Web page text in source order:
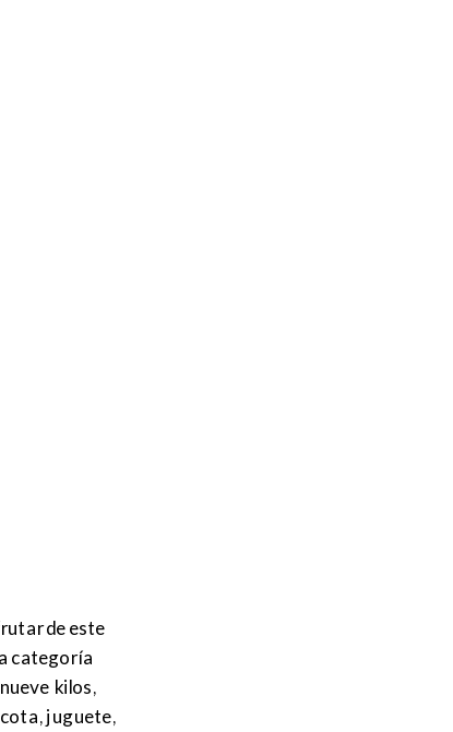
de este
categoría
kilos,
juguete,